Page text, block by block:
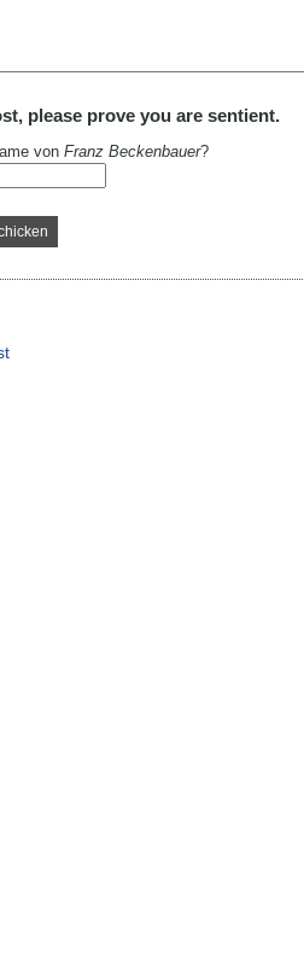
please prove you are sentient.
von Franz Beckenbauer?